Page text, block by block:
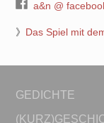
a&n @
》 Das Spiel mit
GEDICHTE